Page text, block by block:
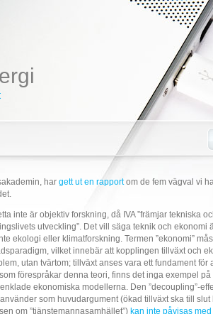
har gett ut en rapportom de fem vägval vi
inte är objektiv forskning, då IVA ”främjar tekniska
utveckling”. Det vill säga teknik och ekonomi
ekologi eller klimatforskning. Termen ”ekonomi”
vilket innebär att kopplingen tillväxt och
utan tvärtom; tillväxt anses vara ett fundament för
förespråkar denna teori, finns det inga exempel på
ekonomiska modellerna. Den ”decoupling”-
som huvudargument (ökad tillväxt ska till slut
om ”tjänstemannasamhället”) kan inte påvisas